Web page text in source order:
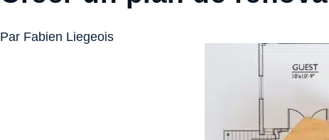
Par Fabien Liegeois